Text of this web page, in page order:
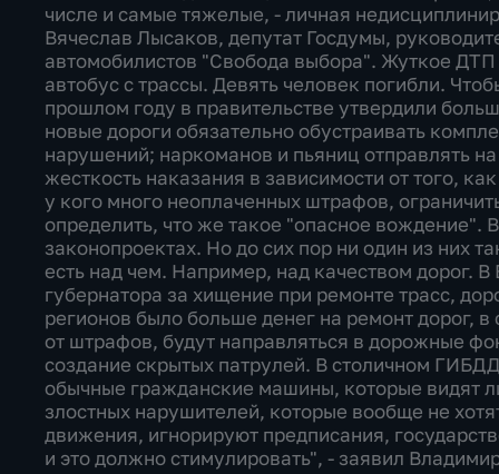
числе и самые тяжелые, - личная
Вячеслав Лысаков, депутат Госдумы,
автомобилистов "Свобода выбора". Жуткое
автобус с трассы. Девять человек погибли.
прошлом году в правительстве утвердили
новые дороги обязательно обустраивать
нарушений; наркоманов и пьяниц отправлять
жесткость наказания в зависимости от того,
у кого много неоплаченных штрафов,
определить, что же такое "опасное вождение".
законопроектах. Но до сих пор ни один из них
есть над чем. Например, над качеством дорог.
губернатора за хищение при ремонте трасс,
регионов было больше денег на ремонт дорог,
от штрафов, будут направляться в дорожные
создание скрытых патрулей. В столичном
обычные гражданские машины, которые видят
злостных нарушителей, которые вообще не
движения, игнорируют предписания,
и это должно стимулировать", - заявил